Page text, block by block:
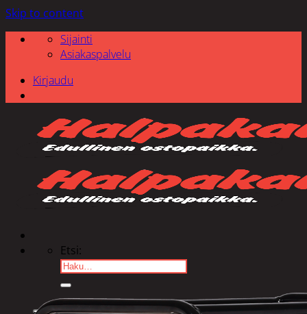
Skip to content
Sijainti
Asiakaspalvelu
Kirjaudu
Etsi: